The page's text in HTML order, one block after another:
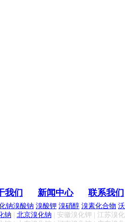
我们 新闻中心 联系我们
钠溴酸钠 溴酸钾 溴硝醇 溴素化合物
钠 北京溴化钠 | 安徽溴化钾 | 江苏溴